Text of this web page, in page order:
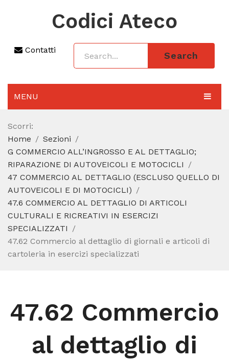
Codici Ateco
Contatti
Search
MENU
AGGIORNAMENTO 2025
SEZIONI
CODICE ATECO A COSA SERVE
CODICE FISCALE
Scorri:
Home
Sezioni
G COMMERCIO ALL’INGROSSO E AL DETTAGLIO;
RIPARAZIONE DI AUTOVEICOLI E MOTOCICLI
47 COMMERCIO AL DETTAGLIO (ESCLUSO QUELLO DI
AUTOVEICOLI E DI MOTOCICLI)
47.6 COMMERCIO AL DETTAGLIO DI ARTICOLI
CULTURALI E RICREATIVI IN ESERCIZI
SPECIALIZZATI
47.62 Commercio al dettaglio di giornali e articoli di
cartoleria in esercizi specializzati
47.62 Commercio
al dettaglio di